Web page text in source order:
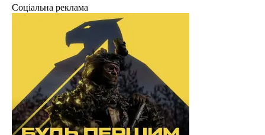
Соціальна реклама